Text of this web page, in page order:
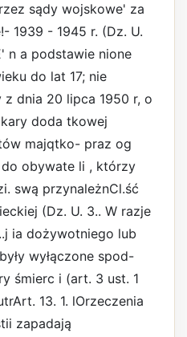
sądy wojskowe' za
1939 - 1945 r. (Dz. U.
n a podstawie nione
do lat 17; nie
dnia 20 lipca 1950 r, o
doda tkowej
majqtko- praz og
obywate li , którzy
swą przynależnCl.ść
(Dz. U. 3.. W razje
ia dożywotniego lub
wyłączone spod-
śmierc i (art. 3 ust. 1
Art. 13. 1. lOrzeczenia
zapadają